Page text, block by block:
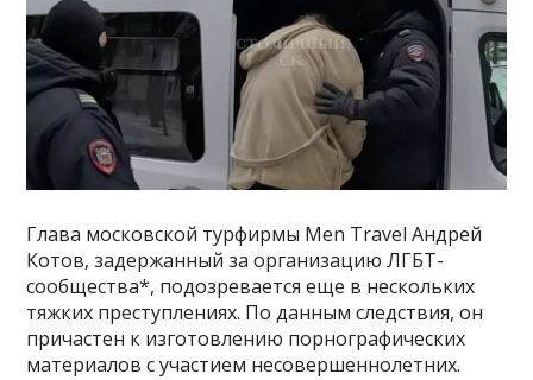
Глава московской турфирмы Men Travel Андрей
Котов, задержанный за организацию ЛГБТ-
сообщества*, подозревается еще в нескольких
тяжких преступлениях. По данным следствия, он
причастен к изготовлению порнографических
материалов с участием несовершеннолетних.